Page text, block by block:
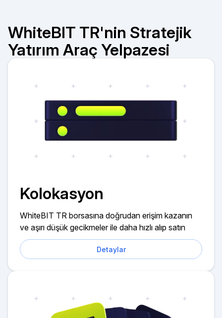
WhiteBIT TR'nin Stratejik
Yatırım Araç Yelpazesi
Kolokasyon
WhiteBIT TR borsasına doğrudan erişim kazanın
ve aşırı düşük gecikmeler ile daha hızlı alıp satın
Detaylar